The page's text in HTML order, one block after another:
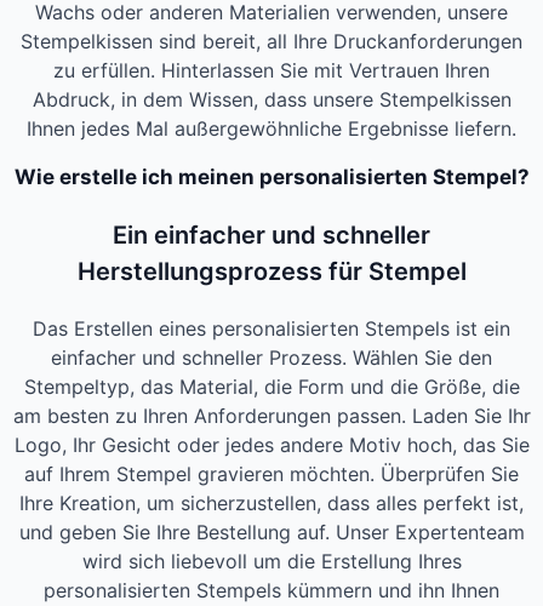
Wachs oder anderen Materialien verwenden, unsere
Stempelkissen sind bereit, all Ihre Druckanforderungen
zu erfüllen. Hinterlassen Sie mit Vertrauen Ihren
Abdruck, in dem Wissen, dass unsere Stempelkissen
Ihnen jedes Mal außergewöhnliche Ergebnisse liefern.
Wie erstelle ich meinen personalisierten Stempel?
Ein einfacher und schneller
Herstellungsprozess für Stempel
Das Erstellen eines personalisierten Stempels ist ein
einfacher und schneller Prozess. Wählen Sie den
Stempeltyp, das Material, die Form und die Größe, die
am besten zu Ihren Anforderungen passen. Laden Sie Ihr
Logo, Ihr Gesicht oder jedes andere Motiv hoch, das Sie
auf Ihrem Stempel gravieren möchten. Überprüfen Sie
Ihre Kreation, um sicherzustellen, dass alles perfekt ist,
und geben Sie Ihre Bestellung auf. Unser Expertenteam
wird sich liebevoll um die Erstellung Ihres
personalisierten Stempels kümmern und ihn Ihnen